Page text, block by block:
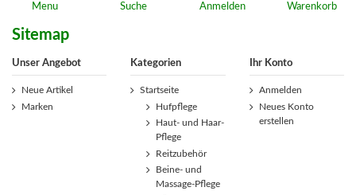
Menu Suche Anmelden Warenkorb
Sitemap
Unser Angebot
Neue Artikel
Marken
Kategorien
Startseite
Hufpflege
Haut- und Haar-
Pflege
Reitzubehör
Beine- und
Massage-Pflege
Ihr Konto
Anmelden
Neues Konto
erstellen